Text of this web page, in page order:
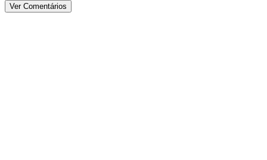
Ver Comentários